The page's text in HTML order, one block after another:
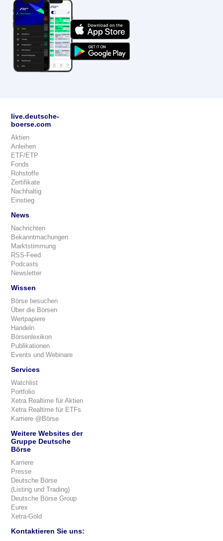
live.deutsche-
boerse.com
Aktien
Anleihen
ETF/ETP
Fonds
Rohstoffe
Zertifikate
Nachhaltig
Einstieg
News
Nachrichten
Bekanntmachungen
Marktstimmung
RSS-Feed
Podcasts
Newsletter
Wissen
Börse besuchen
Über die Börsen
Wertpapiere
Handeln
Börsenlexikon
Publikationen
Events und Webinare
Services
Watchlist
Portfolio
Xetra Realtime für Aktien
Xetra Realtime für ETFs
Karriere @Börse
Weitere Websites der
Gruppe Deutsche
Börse
Karriere
Presse
Deutsche Börse
(Listing und Trading)
Deutsche Börse Group
Eurex
Xetra-Gold
Kontaktieren Sie uns: